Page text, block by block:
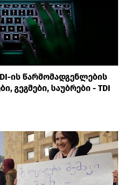
ის წარმომადგენლების
გეგმები, საუბრები - TDI